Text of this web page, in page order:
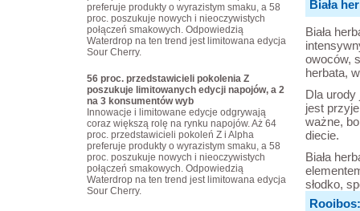
Biała
Biała
owoców,
herbata,
Dla urody
jest
ważne,
diecie.
Biała
słodko,
preferuje produkty o wyrazistym smaku, a 58
proc. poszukuje nowych i nieoczywistych
połączeń smakowych. Odpowiedzią
Waterdrop na ten trend jest limitowana edycja
Sour Cherry.
56 proc. przedstawicieli pokolenia Z
poszukuje limitowanych edycji napojów, a 2
na 3 konsumentów wyb
Innowacje i limitowane edycje odgrywają
coraz większą rolę na rynku napojów. Aż 64
proc. przedstawicieli pokoleń Z i Alpha
preferuje produkty o wyrazistym smaku, a 58
proc. poszukuje nowych i nieoczywistych
połączeń smakowych. Odpowiedzią
Waterdrop na ten trend jest limitowana edycja
Sour Cherry.